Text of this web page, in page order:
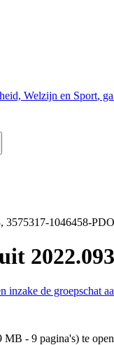
Welzijn en Sport,
3575317-1046458-
inzake de groepschat
- 9 pagina's) te